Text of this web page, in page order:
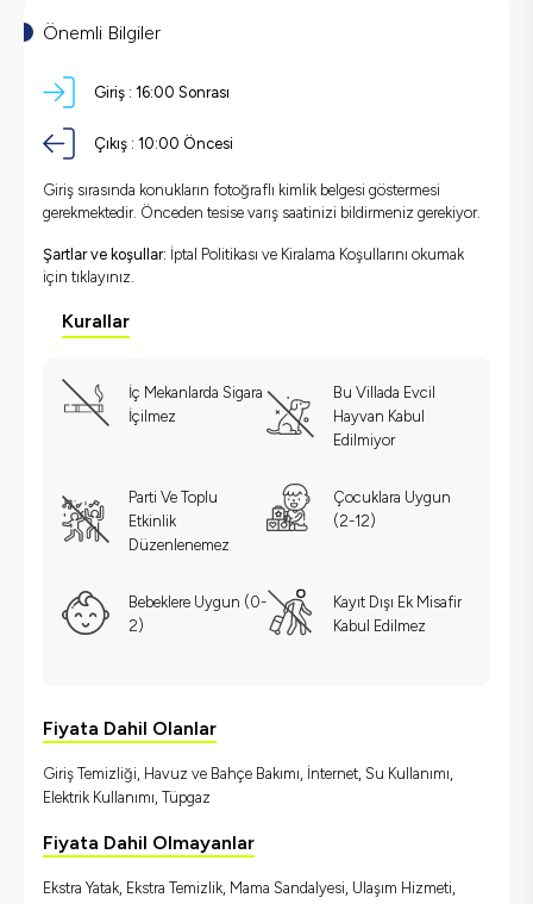
Önemli Bilgiler
Giriş : 16:00 Sonrası
Çıkış : 10:00 Öncesi
Giriş sırasında konukların fotoğraflı kimlik belgesi göstermesi
gerekmektedir. Önceden tesise varış saatinizi bildirmeniz gerekiyor.
Şartlar ve koşullar: İptal Politikası ve Kiralama Koşullarını okumak
için tıklayınız.
Kurallar
İç Mekanlarda Sigara
İçilmez
Bu Villada Evcil
Hayvan Kabul
Edilmiyor
Parti Ve Toplu
Etkinlik
Düzenlenemez
Çocuklara Uygun
(2-12)
Bebeklere Uygun (0-
2)
Kayıt Dışı Ek Misafir
Kabul Edilmez
Fiyata Dahil Olanlar
Giriş Temizliği, Havuz ve Bahçe Bakımı, İnternet, Su Kullanımı,
Elektrik Kullanımı, Tüpgaz
Fiyata Dahil Olmayanlar
Ekstra Yatak, Ekstra Temizlik, Mama Sandalyesi, Ulaşım Hizmeti,